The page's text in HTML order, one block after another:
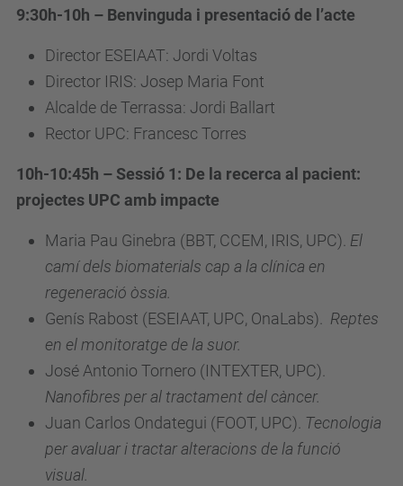
9:30h-10h – Benvinguda i presentació de l’acte
Director ESEIAAT: Jordi Voltas
Director IRIS: Josep Maria Font
Alcalde de Terrassa: Jordi Ballart
Rector UPC: Francesc Torres
10h-10:45h – Sessió 1: De la recerca al pacient:
projectes UPC amb impacte
Maria Pau Ginebra (BBT, CCEM, IRIS, UPC). El
camí dels biomaterials cap a la clínica en
regeneració òssia.
Genís Rabost (ESEIAAT, UPC, OnaLabs). Reptes
en el monitoratge de la suor.
José Antonio Tornero (INTEXTER, UPC).
Nanofibres per al tractament del càncer.
Juan Carlos Ondategui (FOOT, UPC). Tecnologia
per avaluar i tractar alteracions de la funció
visual.